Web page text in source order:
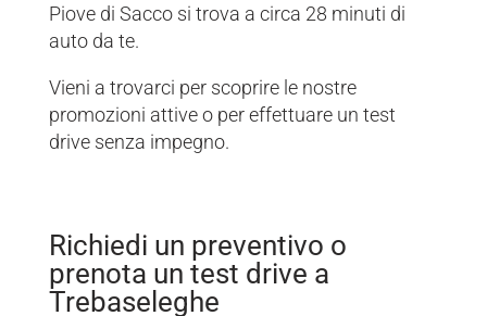
Piove di Sacco si trova a circa 28 minuti di
auto da te.
Vieni a trovarci per scoprire le nostre
promozioni attive o per effettuare un test
drive senza impegno.
Richiedi un preventivo o
prenota un test drive a
Trebaseleghe